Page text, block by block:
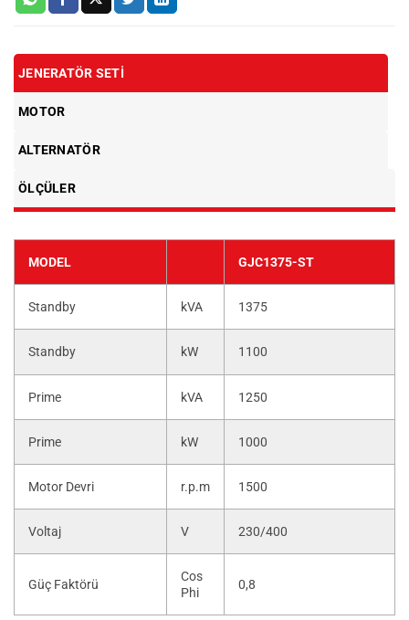
JENERATÖR SETI
MOTOR
ALTERNATÖR
ÖLÇÜLER
MODEL GJC1375-ST
Standby kVA 1375
Standby kW 1100
Prime kVA 1250
Prime kW 1000
Motor Devri r.p.m 1500
Voltaj V 230/400
Güç Faktörü
Cos
Phi
0,8